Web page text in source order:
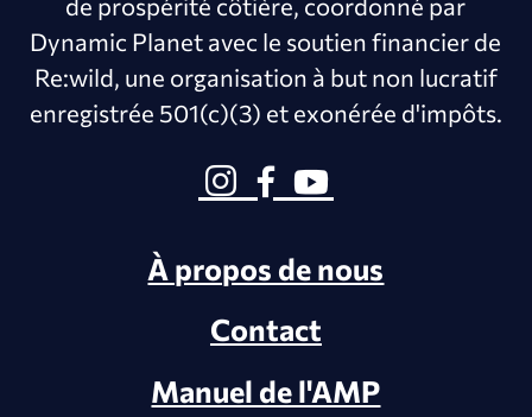
Dynamic Planet avec le soutien financier de
Re:wild, une organisation à but non lucratif
enregistrée 501(c)(3) et exonérée d'impôts.
À propos de nous
Contact
Manuel de l'AMP